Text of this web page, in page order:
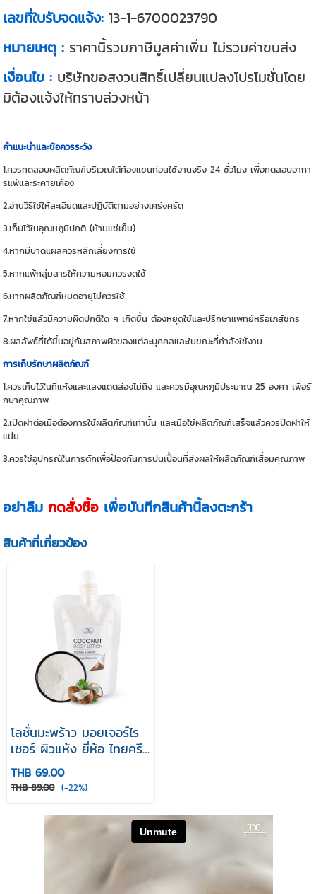
เลขที่ใบรับจดแจ้ง: 13-1-6700023790
หมายเหตุ : ราคานี้รวมภาษีมูลค่าเพิ่ม ไม่รวมค่าขนส่ง
เงื่อนไข : บริษัทขอสงวนสิทธิ์เปลี่ยนแปลงโปรโมชั่นโดย
มิต้องแจ้งให้ทราบล่วงหน้า
คำแนะนำและข้อควรระวัง
1.ควรทดสอบผลิตภัณฑ์บริเวณใต้ท้องแขนก่อนใช้งานจริง 24 ชั่วโมง เพื่อทดสอบอากา
รแพ้และระคายเคือง
2.อ่านวิธีใช้ให้ละเอียดและปฏิบัติตามอย่างเคร่งครัด
3.เก็บไว้ในอุณหภูมิปกติ (ห้ามแช่เย็น)
4.หากมีบาดแผลควรหลีกเลี่ยงการใช้
5.หากแพ้กลุ่มสารให้ความหอมควรงดใช้
6.หากผลิตภัณฑ์หมดอายุไม่ควรใช้
7.หากใช้แล้วมีความผิดปกติใด ๆ เกิดขึ้น ต้องหยุดใช้และปรึกษาแพทย์หรือเภสัชกร
8.ผลลัพธ์ที่ได้ขึ้นอยู่กับสภาพผิวของแต่ละบุคคลและในขณะที่กำลังใช้งาน
การเก็บรักษาผลิตภัณฑ์
1.ควรเก็บไว้ในที่แห้งและแสงแดดส่องไม่ถึง และควรมีอุณหภูมิประมาณ 25 องศา เพื่อรั
กษาคุณภาพ
2.เปิดฝาต่อเมื่อต้องการใช้ผลิตภัณฑ์เท่านั้น และเมื่อใช้ผลิตภัณฑ์เสร็จแล้วควรปิดฝาให้
แน่น
3.ควรใช้อุปกรณ์ในการตักเพื่อป้องกันการปนเปื้อนที่ส่งผลให้ผลิตภัณฑ์เสื่อมคุณภาพ
อย่าลืม กดสั่งซื้อ เพื่อบันทึกสินค้านี้ลงตะกร้า
สินค้าที่เกี่ยวข้อง
โลชั่นมะพร้าว มอยเจอร์ไร
เซอร์ ผิวแห้ง ยี่ห้อ ไทยครีม
บำรุงผิว thaicream
Coconut Body Lotion
THB 69.00
THB 89.00 (-22%)